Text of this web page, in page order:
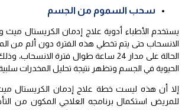
سحب السموم من الجسم
يستخدم الأطباء أدوية علاج إدمان الكريستال
الانسحاب حتى يتم تخطي هذه الفترة دون ألم من
الحالة على مدار 24 ساعة طوال فترة
الحيوية في الجسم وتظهر نتيجة تحليل المخدرات
إلا أن هذه ليست خطة علاج إدمان الكريستال
للمريض استكمال برنامجه العلاجي المكون من